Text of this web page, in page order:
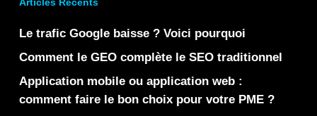
Le trafic Google baisse ? Voici pourquoi
Comment le GEO complète le SEO traditionnel
Application mobile ou application web :
comment faire le bon choix pour votre PME ?